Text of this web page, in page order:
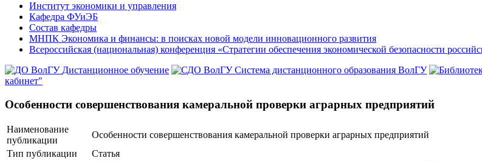
Институт экономики и управления
Кафедра ФУиЭБ
Состав кафедры
МНПК Экономика и финансы: в поисках новой модели инновационного развития
Всероссийская (национальная) конференция «Стратегии обеспечения экономической безопасности
Дистанционное обучение
Система дистанционного образования ВолГУ
кабинет"
Особенности совершенствования камеральной проверки аграрных предприятий
Наименование
публикации
Особенности совершенствования камеральной проверки аграрных предприятий
Тип публикации
Статья